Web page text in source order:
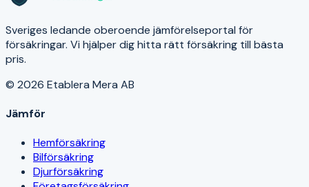
Sveriges ledande oberoende jämförelseportal för
försäkringar. Vi hjälper dig hitta rätt försäkring till bästa
pris.
© 2026 Etablera Mera AB
Jämför
Hemförsäkring
Bilförsäkring
Djurförsäkring